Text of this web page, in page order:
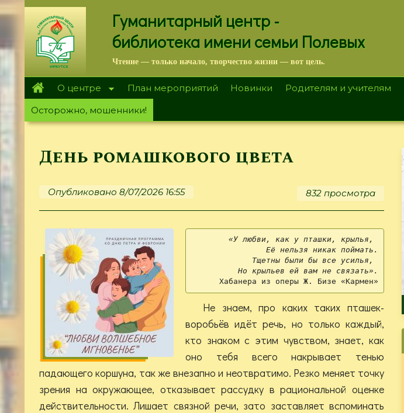
Перейти
к
основному
содержанию
Гуманитарный центр -
библиотека имени семьи Полевых
Чтение — только начало, творчество жизни — вот цель.
О центре План мероприятий Новинки Родителям и учителям
Осторожно, мошенники!
День ромашкового цвета
Опубликовано 8/07/2026 16:55 832 просмотра
«У любви, как у пташки, крылья,
Её нельзя никак поймать.
Тщетны были бы все усилья,
Но крыльев ей вам не связать».
Хабанера из оперы Ж. Бизе «Кармен»
Не знаем, про каких таких пташек-
воробьёв идёт речь, но только каждый,
кто знаком с этим чувством, знает, как
оно тебя всего накрывает тенью
падающего коршуна, так же внезапно и неотвратимо. Резко меняет точку
зрения на окружающее, отказывает рассудку в рациональной оценке
действительности. Лишает связной речи, зато заставляет вспоминать